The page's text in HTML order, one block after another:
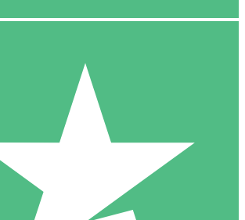
10 Nedladdningar
20 00